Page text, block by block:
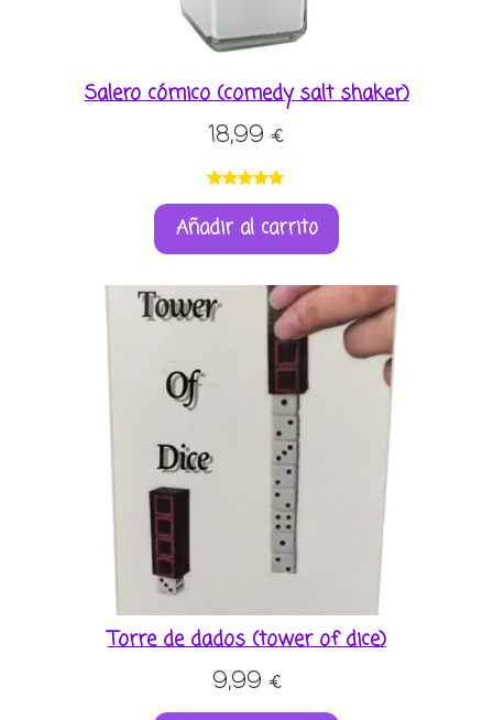
Salero cómico (comedy salt shaker)
18,99 €
con5.00 de
clientes
Añadir al carrito
Torre de dados (tower of dice)
9,99 €